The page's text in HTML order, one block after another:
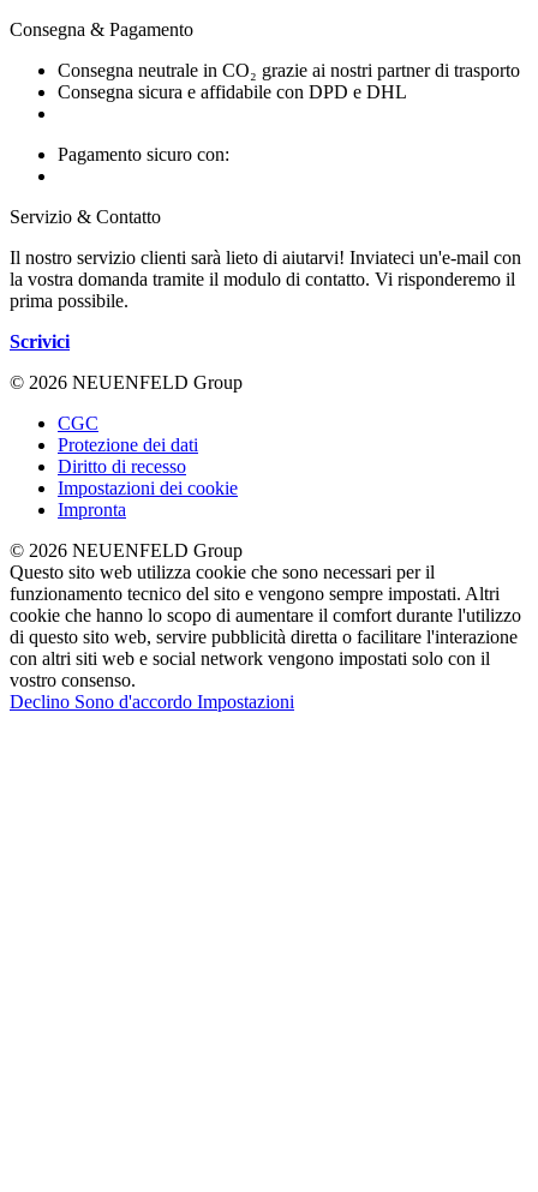
Consegna & Pagamento
Consegna neutrale in CO₂ grazie ai nostri partner di trasporto
Consegna sicura e affidabile con DPD e DHL
Pagamento sicuro con:
Servizio & Contatto
Il nostro servizio clienti sarà lieto di aiutarvi! Inviateci un'e-mail con
la vostra domanda tramite il modulo di contatto. Vi risponderemo il
prima possibile.
Scrivici
© 2026 NEUENFELD Group
CGC
Protezione dei dati
Diritto di recesso
Impostazioni dei cookie
Impronta
© 2026 NEUENFELD Group
Questo sito web utilizza cookie che sono necessari per il
funzionamento tecnico del sito e vengono sempre impostati. Altri
cookie che hanno lo scopo di aumentare il comfort durante l'utilizzo
di questo sito web, servire pubblicità diretta o facilitare l'interazione
con altri siti web e social network vengono impostati solo con il
vostro consenso.
Declino Sono d'accordo Impostazioni